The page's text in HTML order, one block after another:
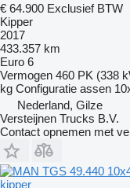
€ 64.900 Exclusief BTW
Kipper
2017
433.357 km
Euro 6
Vermogen 460 PK (338
kg Configuratie assen
Nederland, Gilze
Versteijnen Trucks B.V.
Contact opnemen met